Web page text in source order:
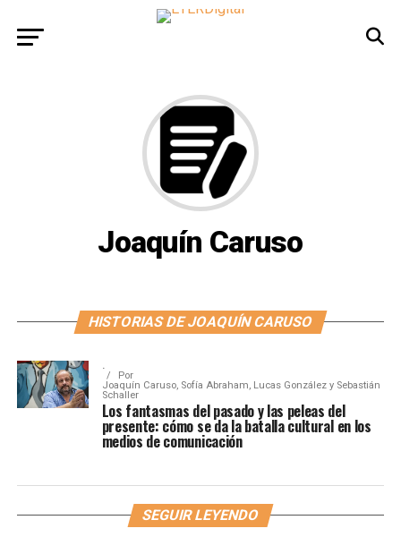
Joaquín Caruso
HISTORIAS DE JOAQUÍN CARUSO
.
Por
Joaquín Caruso, Sofía Abraham, Lucas González y Sebastián
Schaller
Los fantasmas del pasado y las peleas del
presente: cómo se da la batalla cultural en los
medios de comunicación
SEGUIR LEYENDO